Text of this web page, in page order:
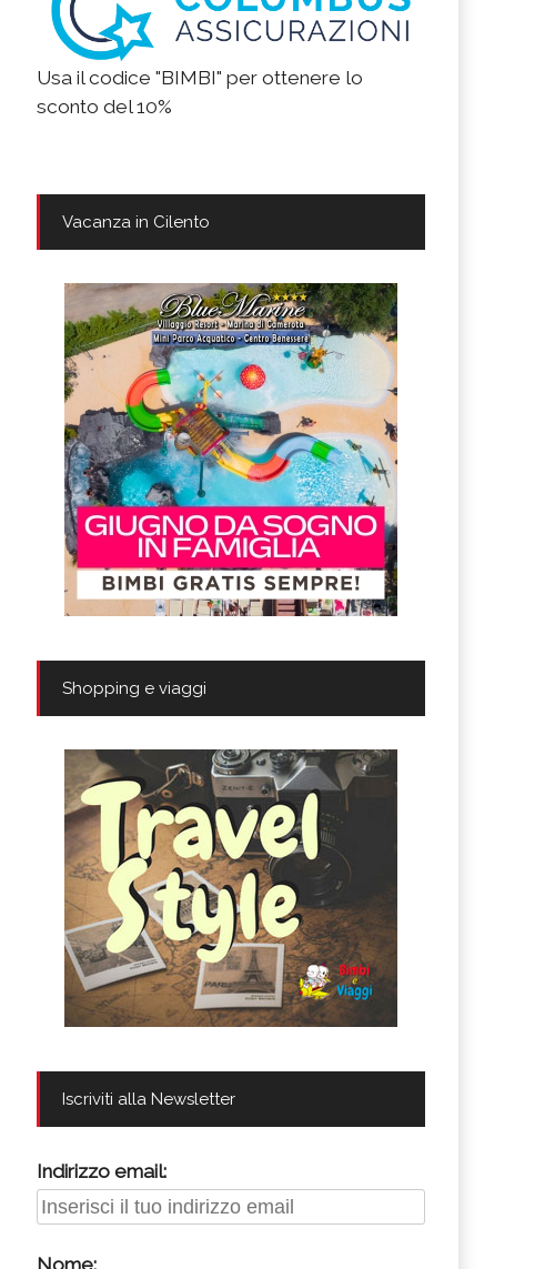
Usa il codice "BIMBI" per ottenere lo
sconto del 10%
Vacanza in Cilento
Shopping e viaggi
Iscriviti alla Newsletter
Indirizzo email: